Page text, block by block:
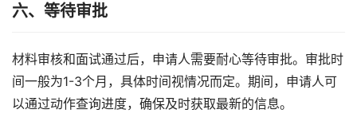
六、等待审批
材料审核和面试通过后，申请人需要耐心等待审批。审批时
间一般为1-3个月，具体时间视情况而定。期间，申请人可
以通过动作查询进度，确保及时获取最新的信息。